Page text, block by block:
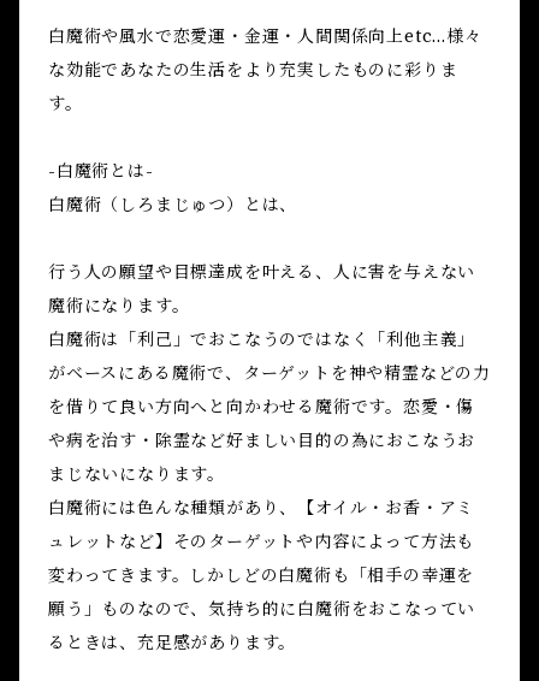
白魔術や風水で恋愛運・金運・人間関係向上etc...様々
な効能であなたの生活をより充実したものに彩りま
す。
-白魔術とは-
白魔術（しろまじゅつ）とは、
行う人の願望や目標達成を叶える、人に害を与えない
魔術になります。
白魔術は「利己」でおこなうのではなく「利他主義」
がベースにある魔術で、ターゲットを神や精霊などの力
を借りて良い方向へと向かわせる魔術です。恋愛・傷
や病を治す・除霊など好ましい目的の為におこなうお
まじないになります。
白魔術には色んな種類があり、【オイル・お香・アミ
ュレットなど】そのターゲットや内容によって方法も
変わってきます。しかしどの白魔術も「相手の幸運を
願う」ものなので、気持ち的に白魔術をおこなってい
るときは、充足感があります。